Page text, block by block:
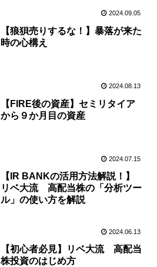
2024.09.05
【狼狽売りするな！】暴落が来た
時の心構え
2024.08.13
【FIRE後の資産】セミリタイア
から９か月目の資産
2024.07.15
【IR BANKの活用方法解説！】
リベ大流 高配当株の「分析ツー
ル」の使い方を解説
2024.06.13
【初心者必見】リベ大流 高配当
株投資のはじめ方